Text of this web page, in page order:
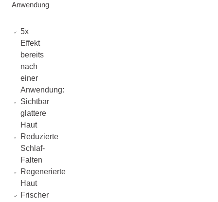
Anwendung
5x
Effekt
bereits
nach
einer
Anwendung:
Sichtbar
glattere
Haut
Reduzierte
Schlaf-
Falten
Regenerierte
Haut
Frischer